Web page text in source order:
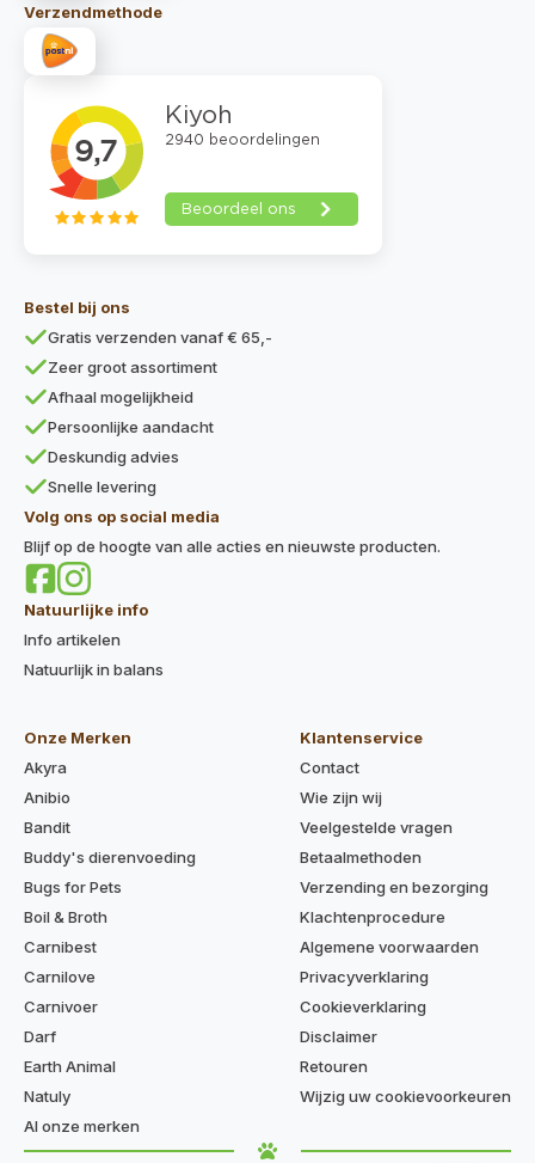
Verzendmethode
Bestel bij ons
Gratis verzenden vanaf € 65,-
Zeer groot assortiment
Afhaal mogelijkheid
Persoonlijke aandacht
Deskundig advies
Snelle levering
Volg ons op social media
Blijf op de hoogte van alle acties en nieuwste producten.
Natuurlijke info
Info artikelen
Natuurlijk in balans
Onze Merken
Akyra
Anibio
Bandit
Buddy's dierenvoeding
Bugs for Pets
Boil & Broth
Carnibest
Carnilove
Carnivoer
Darf
Earth Animal
Natuly
Al onze merken
Klantenservice
Contact
Wie zijn wij
Veelgestelde vragen
Betaalmethoden
Verzending en bezorging
Klachtenprocedure
Algemene voorwaarden
Privacyverklaring
Cookieverklaring
Disclaimer
Retouren
Wijzig uw cookievoorkeuren